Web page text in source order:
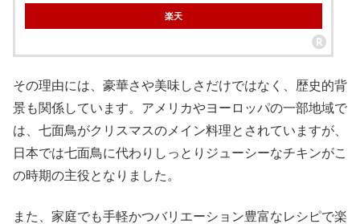
楽天
その理由には、豪華さや美味しさだけではなく、歴史的背
景も関係しています。アメリカやヨーロッパの一部地域で
は、七面鳥がクリスマスのメイン料理とされていますが、
日本では七面鳥に代わりしっとりジューシーなチキンがこ
の時期の主役となりました。
また、家庭でも手軽かつバリエーション豊富なレシピで楽